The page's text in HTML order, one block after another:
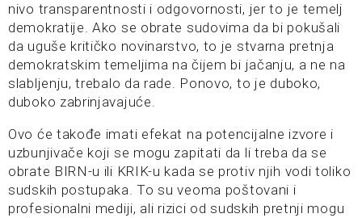
nivo transparentnosti i odgovornosti, jer to je temelj
demokratije. Ako se obrate sudovima da bi pokušali
da uguše kritičko novinarstvo, to je stvarna pretnja
demokratskim temeljima na čijem bi jačanju, a ne na
slabljenju, trebalo da rade. Ponovo, to je duboko,
duboko zabrinjavajuće.
Ovo će takođe imati efekat na potencijalne izvore i
uzbunjivače koji se mogu zapitati da li treba da se
obrate BIRN-u ili KRIK-u kada se protiv njih vodi toliko
sudskih postupaka. To su veoma poštovani i
profesionalni mediji, ali rizici od sudskih pretnji mogu